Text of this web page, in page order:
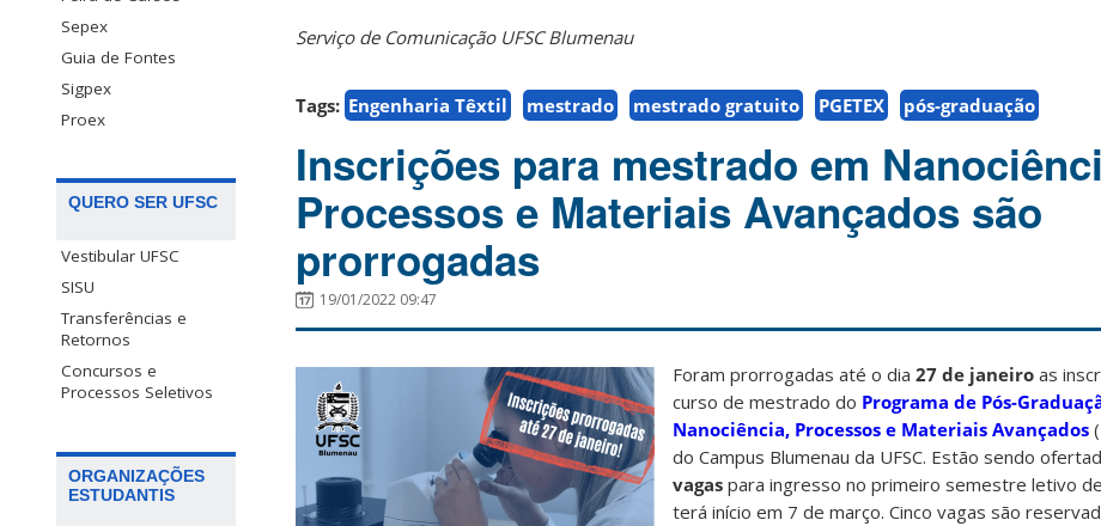
Sepex
Guia de Fontes
Sigpex
Proex
QUERO SER UFSC
Vestibular UFSC
SISU
Transferências e
Retornos
Concursos e
Processos Seletivos
ORGANIZAÇÕES
ESTUDANTIS
Serviço de Comunicação UFSC Blumenau
Tags: Engenharia Têxtil mestrado mestrado gratuito PGETEX pós-graduação
Inscrições para mestrado em
Processos e Materiais Avançados são
prorrogadas
19/01/2022 09:47
Foram prorrogadas até o dia 27 de janeiro as
curso de mestrado do Programa de Pós-
Nanociência, Processos e Materiais Avançados
do Campus Blumenau da UFSC. Estão sendo
vagas para ingresso no primeiro semestre letivo
terá início em 7 de março. Cinco vagas são